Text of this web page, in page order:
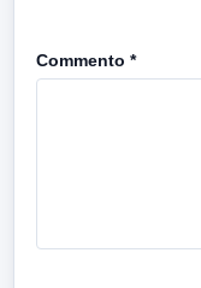
Commento *